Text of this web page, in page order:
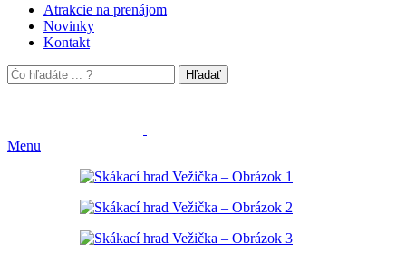
Atrakcie na prenájom
Novinky
Kontakt
Hľadať
Menu